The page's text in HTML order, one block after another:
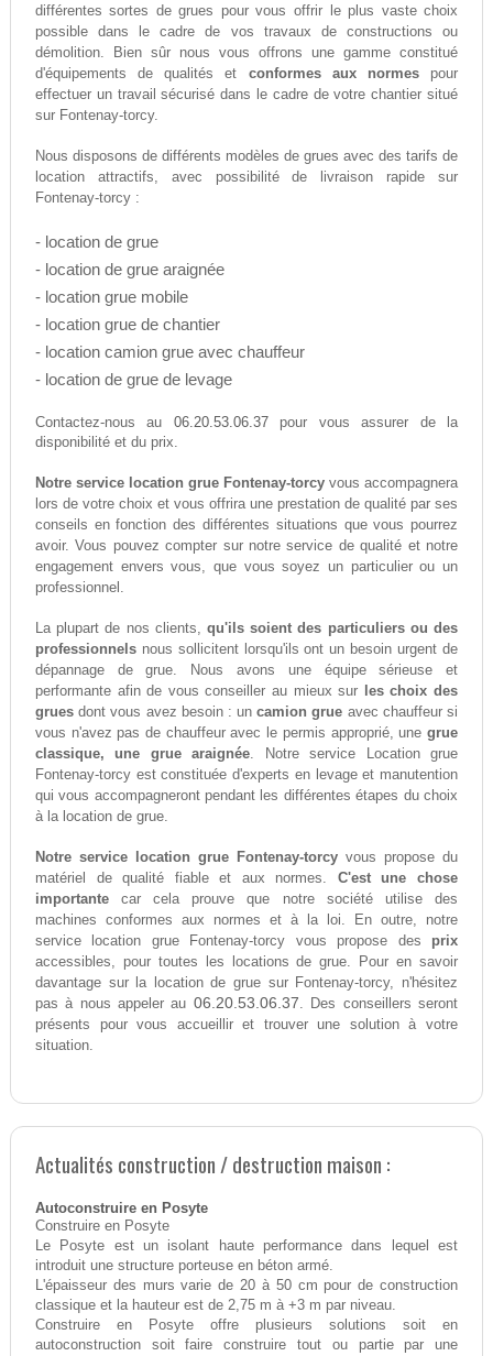
différentes sortes de grues pour vous offrir le plus vaste choix
possible dans le cadre de vos travaux de constructions ou
démolition. Bien sûr nous vous offrons une gamme constitué
d'équipements de qualités et conformes aux normespour
effectuer un travail sécurisé dans le cadre de votre chantier situé
sur Fontenay-torcy.
Nous disposons de différents modèles de grues avec des tarifs de
location attractifs, avec possibilité de livraison rapide sur
Fontenay-torcy :
- location de grue
- location de grue araignée
- location grue mobile
- location grue de chantier
- location camion grue avec chauffeur
- location de grue de levage
Contactez-nous au 06.20.53.06.37pour vous assurer de la
disponibilité et du prix.
Notre service location grue Fontenay-torcy vous accompagnera
lors de votre choix et vous offrira une prestation de qualité par ses
conseils en fonction des différentes situations que vous pourrez
avoir. Vous pouvez compter sur notre service de qualité et notre
engagement envers vous, que vous soyez un particulier ou un
professionnel.
La plupart de nos clients, qu'ils soient des particuliers ou des
professionnelsnous sollicitent lorsqu'ils ont un besoin urgent de
dépannage de grue. Nous avons une équipe sérieuse et
performante afin de vous conseiller au mieux sur
les choix des
gruesdont vous avez besoin : uncamion grue avec chauffeur si
vous n'avez pas de chauffeur avec le permis approprié, unegrue
classique, une grue araignée. Notre service Location grue
Fontenay-torcy est constituée d'experts en levage et manutention
qui vous accompagneront pendant les différentes étapes du choix
à la location de grue.
Notre service location grue Fontenay-torcy vous propose du
matériel de qualité fiable et aux normes. C'est une chose
importantecar cela prouve que notre société utilise des
machines conformes aux normes et à la loi. En outre, notre
service location grue Fontenay-torcy vous propose des prix
accessibles, pour toutes les locations de grue. Pour en savoir
davantage sur la location de grue sur Fontenay-torcy, n'hésitez
pas à nous appeler au 06.20.53.06.37. Des conseillers seront
présents pour vous accueillir et trouver une solution à votre
situation.
Actualités construction / destruction maison :
Autoconstruire en Posyte
Construire en Posyte
Le Posyte est un isolant haute performance dans lequel est
introduit une structure porteuse en béton armé.
L'épaisseur des murs varie de 20 à 50 cm pour de construction
classique et la hauteur est de 2,75 m à +3 m par niveau.
Construire en Posyte offre plusieurs solutions soit en
autoconstruction soit faire construire tout ou partie par une